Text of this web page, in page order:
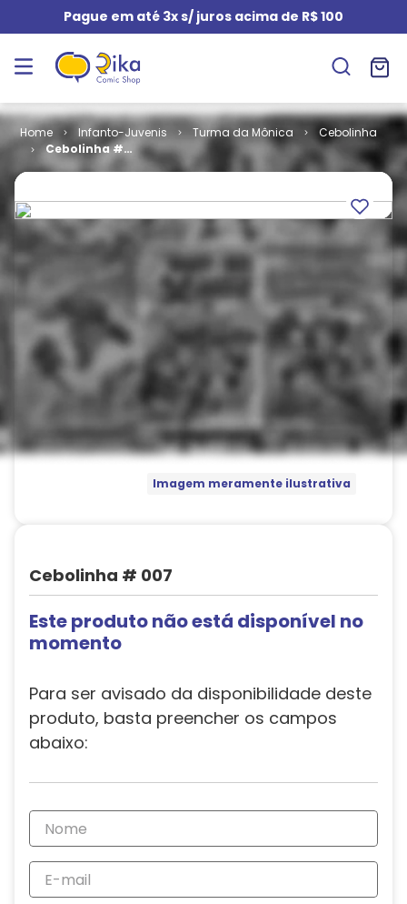
Pague em até 3x s/ juros acima de R$ 100
Infanto-Juvenis Turma da Mônica
Cebolinha
Cebolinha #
007
Imagem meramente ilustrativa
Cebolinha # 007
Este produto não está disponível no
momento
Para ser avisado da disponibilidade deste
produto, basta preencher os campos
abaixo: